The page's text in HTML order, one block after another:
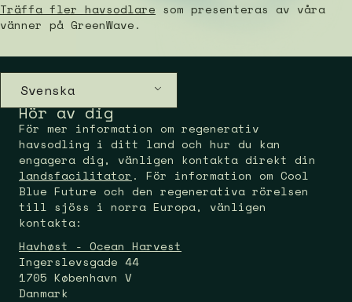
Träffa fler havsodlare som presenteras av våra
vänner på GreenWave.
Svenska
Hör av dig
För mer information om regenerativ
havsodling i ditt land och hur du kan
engagera dig, vänligen kontakta direkt din
landsfacilitator . För information om Cool
Blue Future och den regenerativa rörelsen
till sjöss i norra Europa, vänligen
kontakta:
Havhøst - Ocean Harvest
Ingerslevsgade 44
1705 København V
Danmark